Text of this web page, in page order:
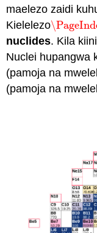
maelezo zaidi
Kielelezo
nuclides. Kila
Nuclei hupangwa
(pamoja na
(pamoja na